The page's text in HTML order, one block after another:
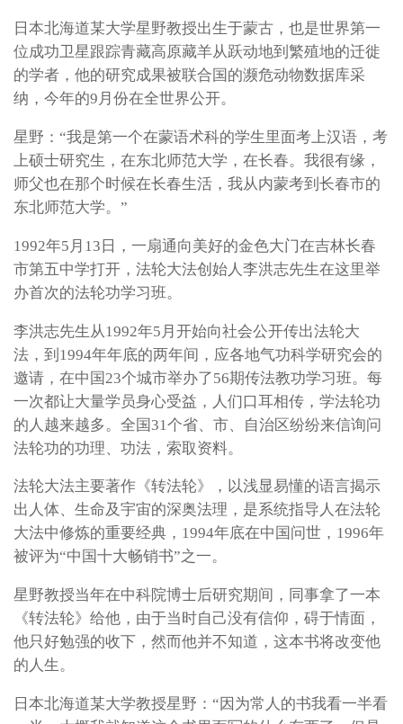
日本北海道某大学星野教授出生于蒙古，也是世界第一
位成功卫星跟踪青藏高原藏羊从跃动地到繁殖地的迁徙
的学者，他的研究成果被联合国的濒危动物数据库采
纳，今年的9月份在全世界公开。
星野：“我是第一个在蒙语术科的学生里面考上汉语，考
上硕士研究生，在东北师范大学，在长春。我很有缘，
师父也在那个时候在长春生活，我从内蒙考到长春市的
东北师范大学。”
1992年5月13日，一扇通向美好的金色大门在吉林长春
市第五中学打开，法轮大法创始人李洪志先生在这里举
办首次的法轮功学习班。
李洪志先生从1992年5月开始向社会公开传出法轮大
法，到1994年年底的两年间，应各地气功科学研究会的
邀请，在中国23个城市举办了56期传法教功学习班。每
一次都让大量学员身心受益，人们口耳相传，学法轮功
的人越来越多。全国31个省、市、自治区纷纷来信询问
法轮功的功理、功法，索取资料。
法轮大法主要著作《转法轮》，以浅显易懂的语言揭示
出人体、生命及宇宙的深奥法理，是系统指导人在法轮
大法中修炼的重要经典，1994年底在中国问世，1996年
被评为“中国十大畅销书”之一。
星野教授当年在中科院博士后研究期间，同事拿了一本
《转法轮》给他，由于当时自己没有信仰，碍于情面，
他只好勉强的收下，然而他并不知道，这本书将改变他
的人生。
日本北海道某大学教授星野：“因为常人的书我看一半看